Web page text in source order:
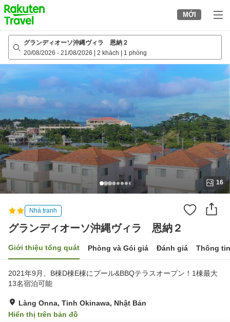
to
top
page
MỚI
グランディオーソ沖縄ヴィラ 恩納２
20/08/2026 - 21/08/2026 2 khách 1 phòng
16
Nhà tranh
グランディオーソ沖縄ヴィラ 恩納２
Giới thiệu tổng quát Phòng và Gói giá Đánh giá Thông
2021年9月、B棟D棟E棟にプール&BBQテラスオープン！1棟最大
13名宿泊可能
Làng Onna, Tỉnh Okinawa, Nhật Bản
Hiển thị trên bản đồ